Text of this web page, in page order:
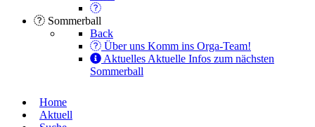
Sommerball
Back
Über uns Komm ins Orga-Team!
AktuellesAktuelle Infos zum nächsten
Sommerball
Home
Aktuell